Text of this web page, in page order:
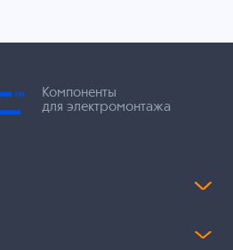
Компоненты
для электромонтажа